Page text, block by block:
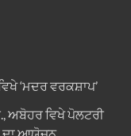
‘ਮਦਰ ਵਰਕਸ਼ਾਪ’
ਅਬੋਹਰ ਵਿਖੇ ਪੋਲਟਰੀ